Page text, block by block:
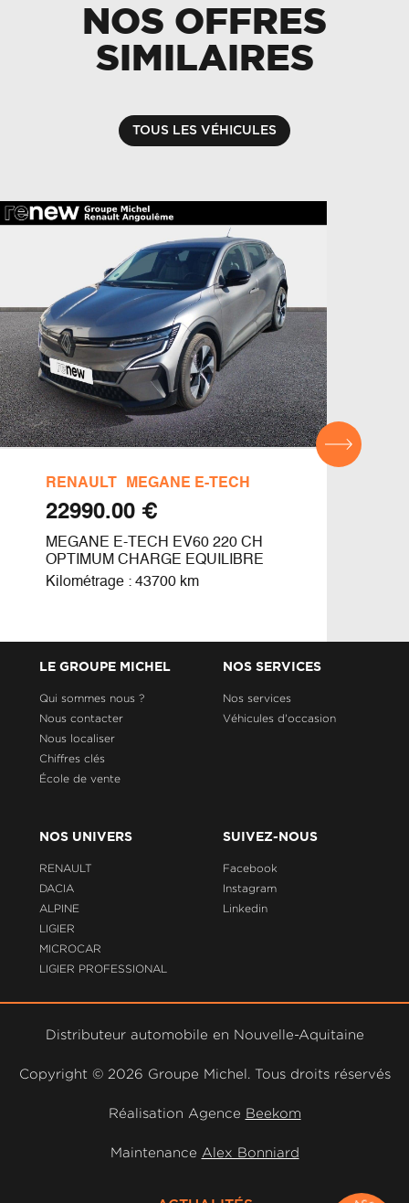
RENAULT MEGANE E-TECH
€ 22990.00
MEGANE E-TECH EV60 220 CH
OPTIMUM CHARGE EQUILIBRE
Kilométrage : 43700 km
NOS OFFRES
SIMILAIRES
TOUS LES VÉHICULES
LE GROUPE MICHEL
Qui sommes nous ?
Nous contacter
Nous localiser
Chiffres clés
École de vente
NOS SERVICES
Nos services
Véhicules d'occasion
NOS UNIVERS
RENAULT
DACIA
ALPINE
LIGIER
MICROCAR
LIGIER PROFESSIONAL
SUIVEZ-NOUS
Facebook
Instagram
Linkedin
Distributeur automobile en Nouvelle-Aquitaine
Copyright © 2026 Groupe Michel. Tous droits réservés
Réalisation Agence Beekom
Maintenance Alex Bonniard